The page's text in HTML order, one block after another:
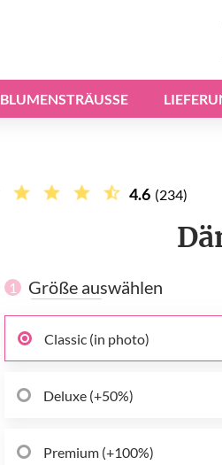
BLUMENSTRÄUSSE
4.6 (234)
1 Größe auswählen
Classic (in photo)
Deluxe (+50%)
Premium (+100%)